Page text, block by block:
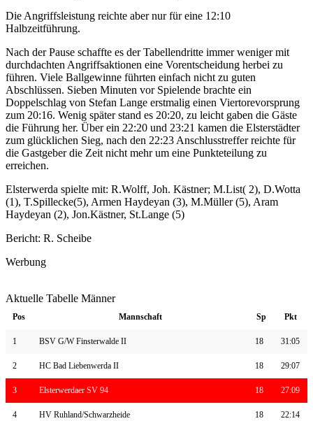
Die Angriffsleistung reichte aber nur für eine 12:10
Halbzeitführung.
Nach der Pause schaffte es der Tabellendritte immer weniger mit
durchdachten Angriffsaktionen eine Vorentscheidung herbei zu
führen. Viele Ballgewinne führten einfach nicht zu guten
Abschlüssen. Sieben Minuten vor Spielende brachte ein
Doppelschlag von Stefan Lange erstmalig einen Viertorevorsprung
zum 20:16. Wenig später stand es 20:20, zu leicht gaben die Gäste
die Führung her. Über ein 22:20 und 23:21 kamen die Elsterstädter
zum glücklichen Sieg, nach den 22:23 Anschlusstreffer reichte für
die Gastgeber die Zeit nicht mehr um eine Punkteteilung zu
erreichen.
Elsterwerda spielte mit: R.Wolff, Joh. Kästner; M.List( 2), D.Wotta
(1), T.Spillecke(5), Armen Haydeyan (3), M.Müller (5), Aram
Haydeyan (2), Jon.Kästner, St.Lange (5)
Bericht: R. Scheibe
Werbung
Aktuelle Tabelle Männer
Pos Mannschaft Sp Pkt
1 BSV G/W Finsterwalde II 18 31:05
2 HC Bad Liebenwerda II 18 29:07
3 Elsterwerdaer SV 94 18 27:09
4 HV Ruhland/Schwarzheide 18 22:14